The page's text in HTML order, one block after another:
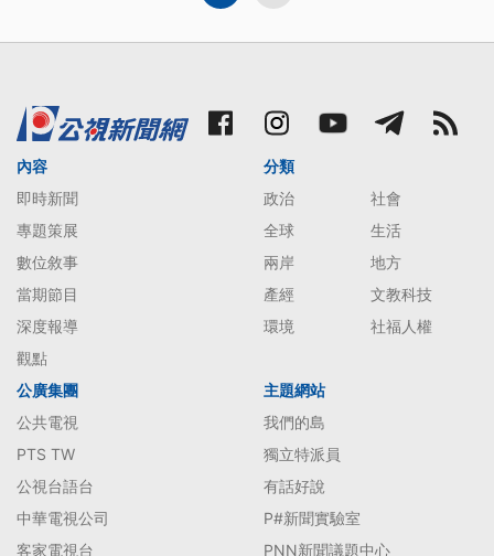
內容
即時新聞
專題策展
數位敘事
當期節目
深度報導
觀點
分類
政治
社會
全球
生活
兩岸
地方
產經
文教科技
環境
社福人權
公廣集團
公共電視
PTS TW
公視台語台
中華電視公司
客家電視台
主題網站
我們的島
獨立特派員
有話好說
P#新聞實驗室
PNN新聞議題中心